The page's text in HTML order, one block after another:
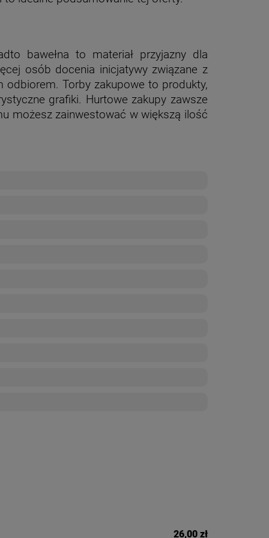
bawełna to materiał przyjazny dla
osób docenia inicjatywy związane z
Torby zakupowe to produkty,
grafiki. Hurtowe zakupy zawsze
możesz zainwestować w większą ilość
26,00 zł